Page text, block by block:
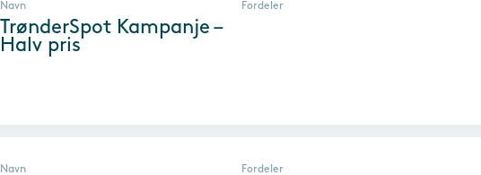
Navn
TrønderSpot Kampanje –
Halv pris
Fordeler
Navn Fordeler